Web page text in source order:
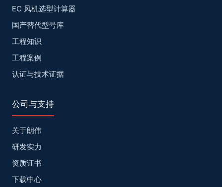
EC 风机选型计算器
国产替代型号库
工程知识
工程案例
认证与技术证据
公司与支持
关于朗伟
研发实力
资质证书
下载中心